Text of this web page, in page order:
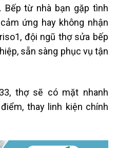
Bếp từ nhà bạn gặp tình
ứng hay không nhận
đội ngũ thợ sửa bếp
sẵn sàng phục vụ tận
thợ sẽ có mặt nhanh
thay linh kiện chính